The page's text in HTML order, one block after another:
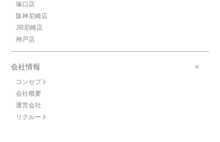
塚口店
阪神尼崎店
JR尼崎店
神戸店
会社情報
コンセプト
会社概要
運営会社
リクルート